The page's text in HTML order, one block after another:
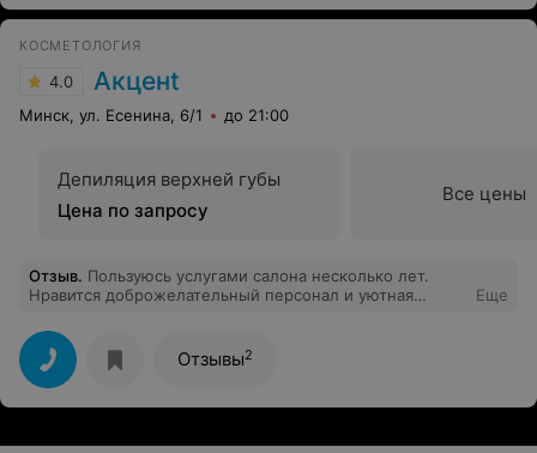
КОСМЕТОЛОГИЯ
4.0 Акценt
Минск, ул. Есенина, 6/1 до 21:00
Депиляция верхней губы
Цена по запросу
Все цены
Отзыв. Пользуюсь услугами салона несколько лет.
Нравится доброжелательный персонал и уютная
индивидуальный подход и внимательное отношение!
Делаю депиляцию у мастера Татьяны. Её "золотые
ручки" просто творят чудеса! Всё быстро, чисто, гладко
и безболезненно. Делаю также коррекцию и
окрашивание бровей, уходы за лицом. Всегда
красоту!
Еще
Отзывы2